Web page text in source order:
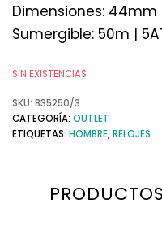
Dimensiones:
Sumergible: 50m |
SIN EXISTENCIAS
SKU: B35250/3
CATEGORÍA: OUTLET
ETIQUETAS: HOMBRE,RELOJES